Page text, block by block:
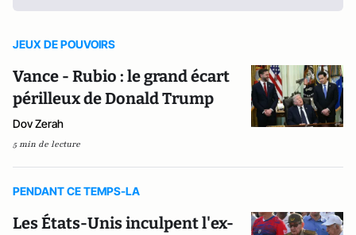
JEUX DE POUVOIRS
Vance - Rubio : le grand écart
périlleux de Donald Trump
Dov Zerah
5 min de lecture
PENDANT CE TEMPS-LA
Les États-Unis inculpent l'ex-